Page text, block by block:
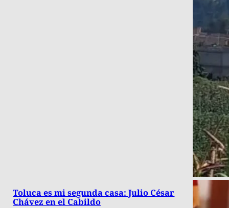
Toluca es mi segunda casa: Julio César
Chávez en el Cabildo